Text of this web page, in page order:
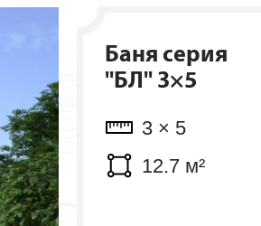
Баня серия
"БЛ" 3×5
3 × 5
12.7 м²